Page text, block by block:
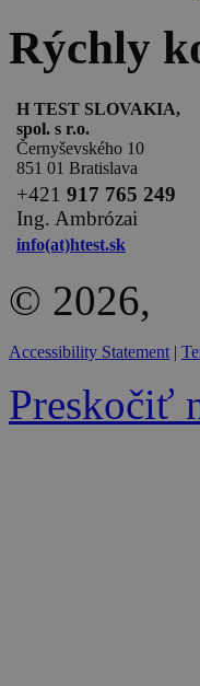
Rýchly
H TEST SLOVAKIA,
spol. s r.o.
Černyševského 10
851 01 Bratislava
+421 917 765 249
Ing. Ambrózai
info(at)htest.sk
© 2026,
Accessibility Statement |
Preskočiť